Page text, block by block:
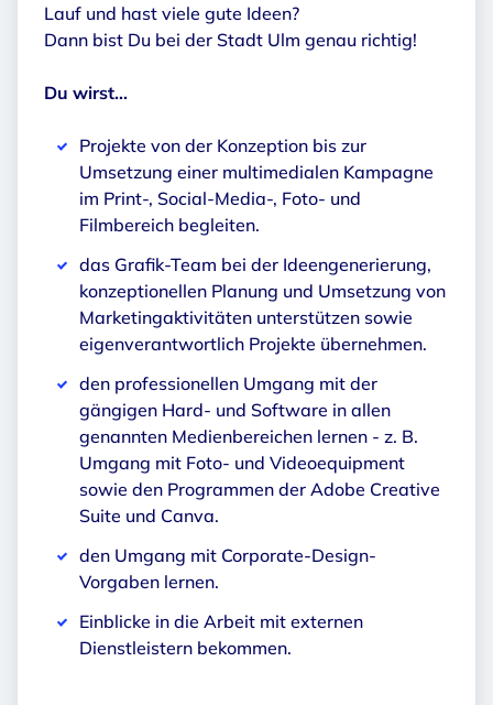
Lauf und hast viele gute Ideen?
Dann bist Du bei der Stadt Ulm genau richtig!
Du wirst...
Projekte von der Konzeption bis zur
Umsetzung einer multimedialen Kampagne
im Print-, Social-Media-, Foto- und
Filmbereich begleiten.
das Grafik-Team bei der Ideengenerierung,
konzeptionellen Planung und Umsetzung von
Marketingaktivitäten unterstützen sowie
eigenverantwortlich Projekte übernehmen.
den professionellen Umgang mit der
gängigen Hard- und Software in allen
genannten Medienbereichen lernen - z. B.
Umgang mit Foto- und Videoequipment
sowie den Programmen der Adobe Creative
Suite und Canva.
den Umgang mit Corporate-Design-
Vorgaben lernen.
Einblicke in die Arbeit mit externen
Dienstleistern bekommen.